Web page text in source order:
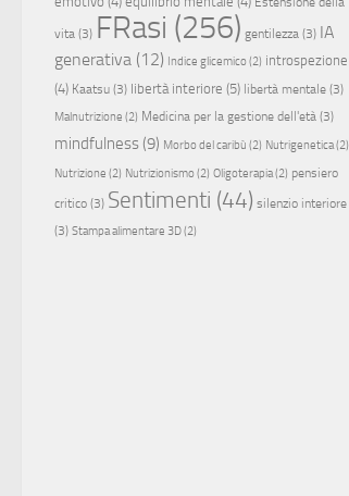
vita (3) FRasi (256) gentilezza (3) IA
generativa (12) Indice glicemico (2) introspezione
(4) Kaatsu (3) libertà interiore (5) libertà mentale (3)
Malnutrizione (2) Medicina per la gestione dell'età (3)
mindfulness (9) Morbo del caribù (2) Nutrigenetica(2)
Nutrizione (2) Nutrizionismo (2) Oligoterapia(2) pensiero
critico (3) Sentimenti (44) silenzio interiore
(3) Stampa alimentare 3D(2)